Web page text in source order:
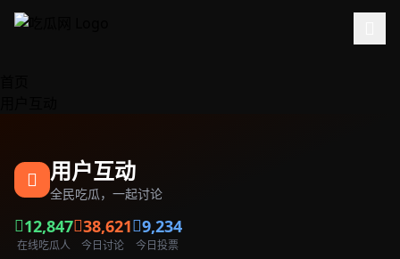
跳过导航
用户互动
全民吃瓜，一起讨论
12,847
在线吃瓜人
38,621
今日讨论
9,234
今日投票